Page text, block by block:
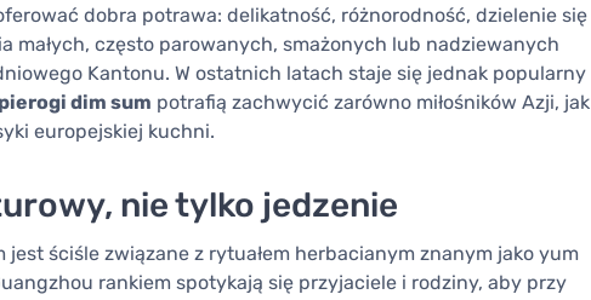
dobra potrawa: delikatność, różnorodność, dzielenie się
małych, często parowanych, smażonych lub nadziewanych
Kantonu. W ostatnich latach staje się jednak popularny
pierogi dim sum potrafią zachwycić zarówno miłośników Azji, jak
europejskiej kuchni.
nie tylko jedzenie
ściśle związane z rytuałem herbacianym znanym jako yum
rankiem spotykają się przyjaciele i rodziny, aby przy